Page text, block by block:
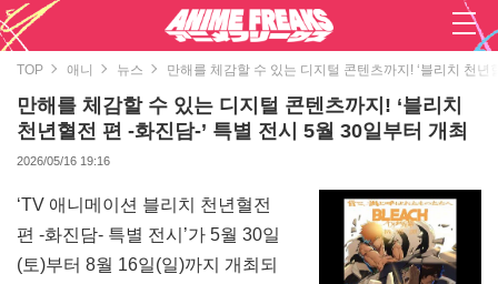
TOP 애니 뉴스 만해를 체감할 수 있는 디지털 콘텐츠까지! ‘블리치 천
만해를 체감할 수 있는 디지털 콘텐츠까지! ‘블리치
천년혈전 편 -화진담-’ 특별 전시 5월 30일부터 개최
2026/05/16 19:16
‘TV 애니메이션 블리치 천년혈전
편 -화진담- 특별 전시’가 5월 30일
(토)부터 8월 16일(일)까지 개최되